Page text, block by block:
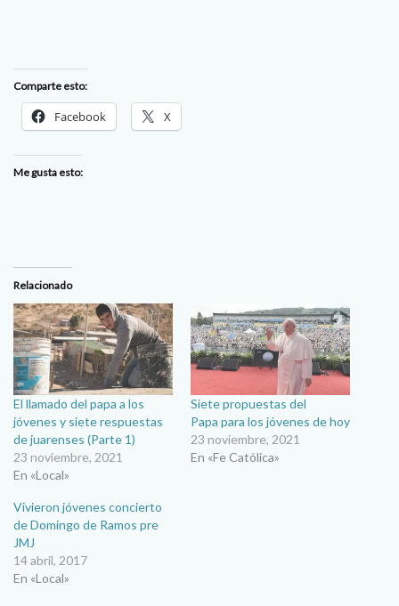
Comparte esto:
Facebook X
Me gusta esto:
Relacionado
El llamado del papa a los
jóvenes y siete respuestas
de juarenses (Parte 1)
23 noviembre, 2021
En «Local»
Siete propuestas del
Papa para los jóvenes de hoy
23 noviembre, 2021
En «Fe Católica»
Vivieron jóvenes concierto
de Domingo de Ramos pre
JMJ
14 abril, 2017
En «Local»